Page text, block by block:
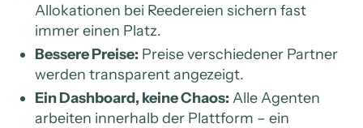
Allokationen bei Reedereien sichern fast
immer einen Platz.
Bessere Preise: Preise verschiedener Partner
werden transparent angezeigt.
Ein Dashboard, keine Chaos: Alle Agenten
arbeiten innerhalb der Plattform – ein